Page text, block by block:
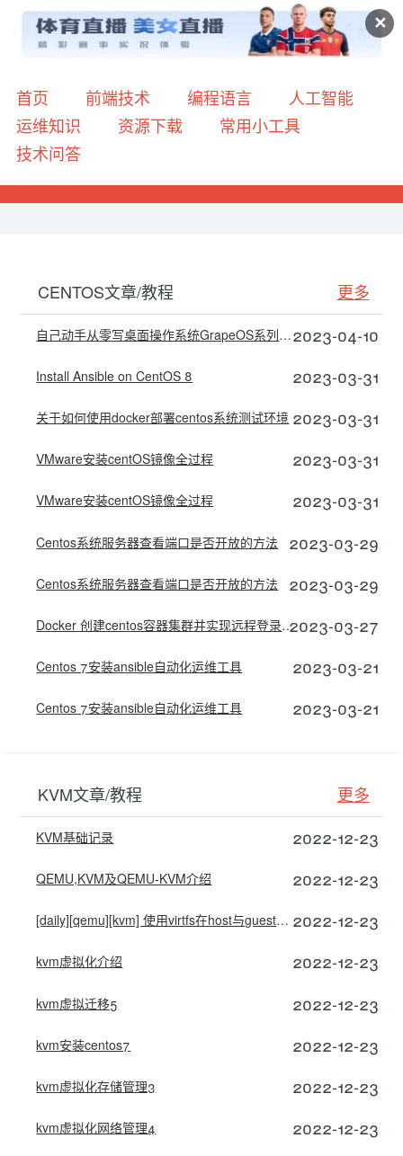
✕
首页 前端技术 编程语言
人工智能
运维知识
资源下载
常用小工具
技术问答
CENTOS文章/教程 更多
自己动手从零写桌面操作系统GrapeOS系列教程——4.1 在VirtualBox中安装CentOS2023-04-10
Install Ansible on CentOS 8 2023-03-31
关于如何使用docker部署centos系统测试环境 2023-03-31
VMware安装centOS镜像全过程 2023-03-31
VMware安装centOS镜像全过程 2023-03-31
Centos系统服务器查看端口是否开放的方法 2023-03-29
Centos系统服务器查看端口是否开放的方法 2023-03-29
Docker 创建centos容器集群并实现远程登录功能2023-03-27
Centos 7安装ansible自动化运维工具 2023-03-21
Centos 7安装ansible自动化运维工具 2023-03-21
KVM文章/教程 更多
KVM基础记录 2022-12-23
QEMU,KVM及QEMU-KVM介绍 2022-12-23
[daily][qemu][kvm] 使用virtfs在host与guest之间共享目录 2022-12-23
kvm虚拟化介绍 2022-12-23
kvm虚拟迁移5 2022-12-23
kvm安装centos7 2022-12-23
kvm虚拟化存储管理3 2022-12-23
kvm虚拟化网络管理4 2022-12-23